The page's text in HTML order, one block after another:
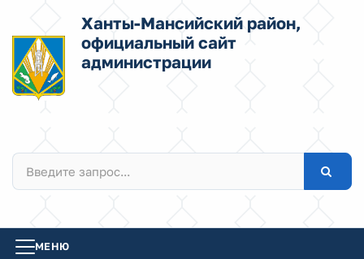
Ханты-Мансийский район,
официальный сайт
администрации
МЕНЮ